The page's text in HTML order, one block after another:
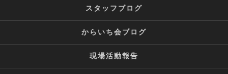
スタッフブログ
からいち会ブログ
現場活動報告